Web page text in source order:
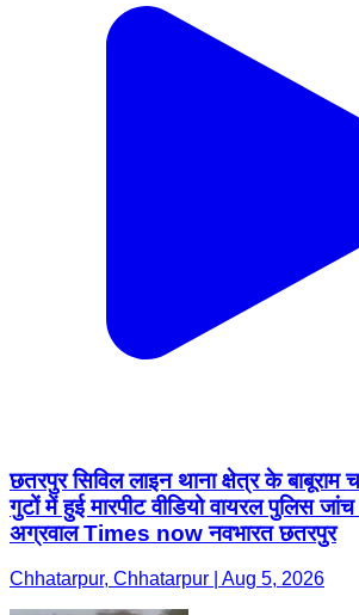
छतरपुर सिविल लाइन थाना क्षेत्र के बाबूराम
गुटों में हुई मारपीट वीडियो वायरल पुलिस
अग्रवाल Times now नवभारत छतरपुर
Chhatarpur, Chhatarpur | Aug 5, 2026